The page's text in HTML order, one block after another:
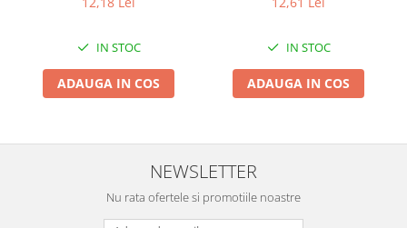
Articole antidaunatori gradina
Sere si solarii
Unelte manuale de gradina -
Folie si plase pt plante
IN STOC
ADAUGA IN COS
IN STOC
ADAUGA IN COS
NEWSLETTER
Nu rata ofertele si promotiile noastre